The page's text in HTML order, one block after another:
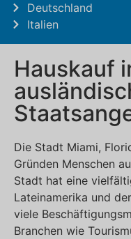
Deutschland
Italien
Hauskauf
Die Stadt Miami,
Gründen Menschen
Stadt hat eine
Lateinamerika und
viele
Branchen wie